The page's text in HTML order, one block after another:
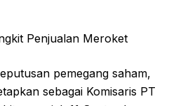
Penjualan Meroket
pemegang saham,
sebagai Komisaris PT